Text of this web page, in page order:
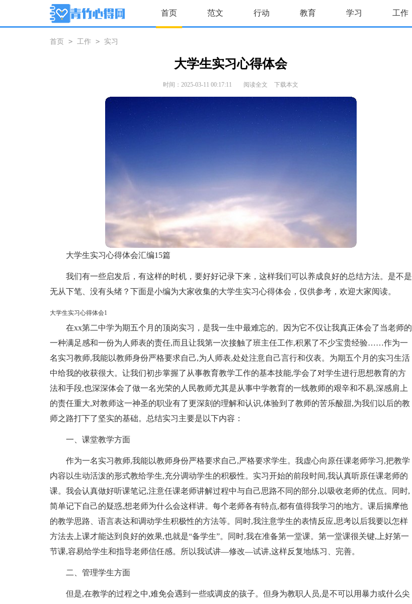
首页 范文 行动 教育 学习 工作
首页 > 工作 > 实习
大学生实习心得体会
时间：2025-03-11 00:17:11 阅读全文 下载本文
大学生实习心得体会汇编15篇
我们有一些启发后，有这样的时机，要好好记录下来，这样我们可以养成良好的总结方法。是不是
无从下笔、没有头绪？下面是小编为大家收集的大学生实习心得体会，仅供参考，欢迎大家阅读。
大学生实习心得体会1
在xx第二中学为期五个月的顶岗实习，是我一生中最难忘的。因为它不仅让我真正体会了当老师的
一种满足感和一份为人师表的责任,而且让我第一次接触了班主任工作,积累了不少宝贵经验……作为一
名实习教师,我能以教师身份严格要求自己,为人师表,处处注意自己言行和仪表。为期五个月的实习生活
中给我的收获很大。让我们初步掌握了从事教育教学工作的基本技能,学会了对学生进行思想教育的方
法和手段,也深深体会了做一名光荣的人民教师尤其是从事中学教育的一线教师的艰辛和不易,深感肩上
的责任重大,对教师这一神圣的职业有了更深刻的理解和认识,体验到了教师的苦乐酸甜,为我们以后的教
师之路打下了坚实的基础。总结实习主要是以下内容：
一、课堂教学方面
作为一名实习教师,我能以教师身份严格要求自己,严格要求学生。我虚心向原任课老师学习,把教学
内容以生动活泼的形式教给学生,充分调动学生的积极性。实习开始的前段时间,我认真听原任课老师的
课。我会认真做好听课笔记,注意任课老师讲解过程中与自己思路不同的部分,以吸收老师的优点。同时,
简单记下自己的疑惑,想老师为什么会这样讲。每个老师各有特点,都有值得我学习的地方。课后揣摩他
的教学思路、语言表达和调动学生积极性的方法等。同时,我注意学生的表情反应,思考以后我要以怎样
方法去上课才能达到良好的效果,也就是“备学生”。同时,我在准备第一堂课。第一堂课很关键,上好第一
节课,容易给学生和指导老师信任感。所以我试讲—修改—试讲,这样反复地练习、完善。
二、管理学生方面
但是,在教学的过程之中,难免会遇到一些或调皮的孩子。但身为教职人员,是不可以用暴力或什么尖